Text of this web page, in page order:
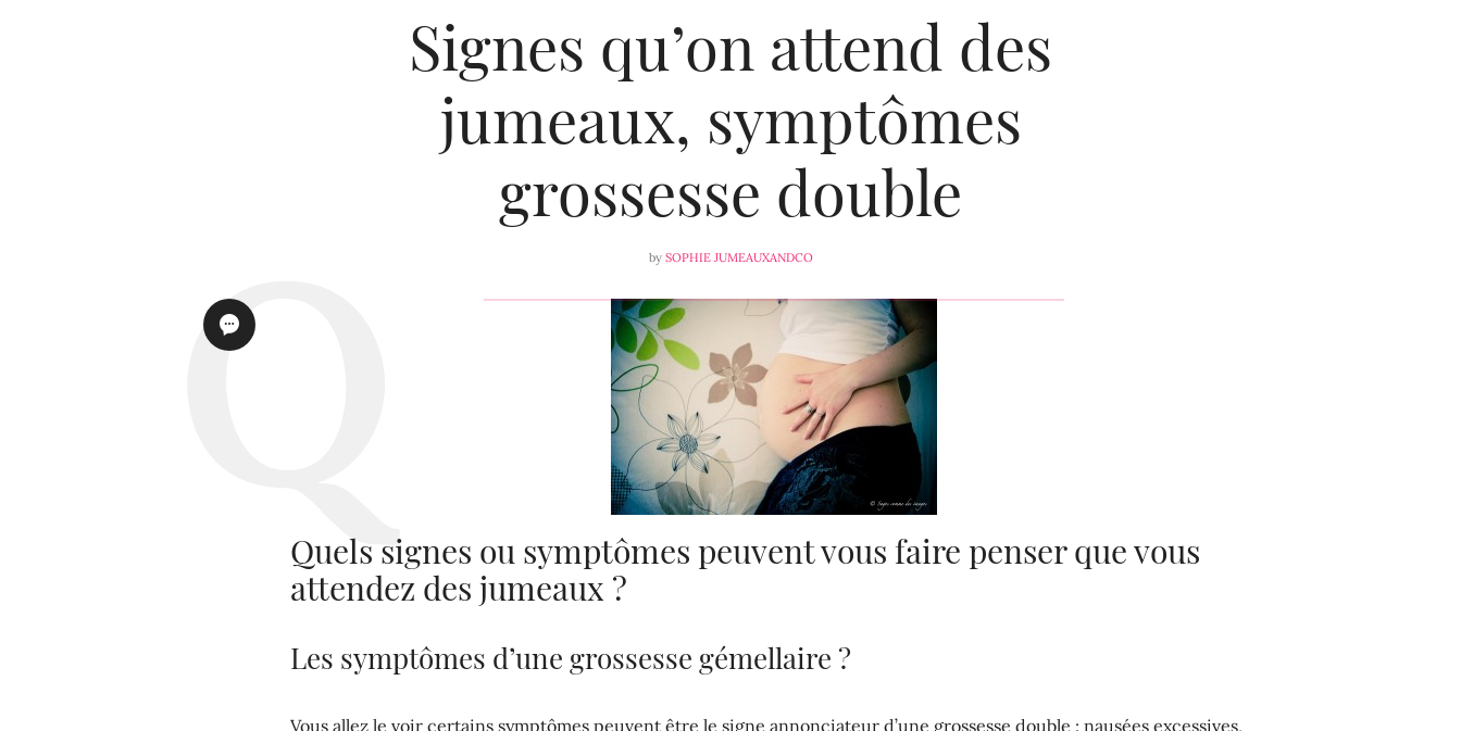
Signes qu’on attend des
jumeaux, symptômes
grossesse double
by SOPHIE JUMEAUXANDCO
Quels signes ou symptômes peuvent vous faire penser que vous
attendez des jumeaux ?
Les symptômes d’une grossesse gémellaire ?
Vous allez le voir certains symptômes peuvent être le signe annonciateur d’une grossesse double : nausées excessives,